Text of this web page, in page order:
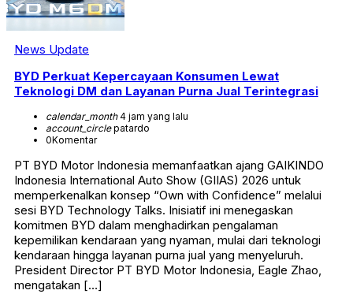
News Update
BYD Perkuat Kepercayaan Konsumen Lewat
Teknologi DM dan Layanan Purna Jual Terintegrasi
calendar_month4 jam yang lalu
account_circlepatardo
0Komentar
PT BYD Motor Indonesia memanfaatkan ajang GAIKINDO
Indonesia International Auto Show (GIIAS) 2026 untuk
memperkenalkan konsep “Own with Confidence” melalui
sesi BYD Technology Talks. Inisiatif ini menegaskan
komitmen BYD dalam menghadirkan pengalaman
kepemilikan kendaraan yang nyaman, mulai dari teknologi
kendaraan hingga layanan purna jual yang menyeluruh.
President Director PT BYD Motor Indonesia, Eagle Zhao,
mengatakan […]